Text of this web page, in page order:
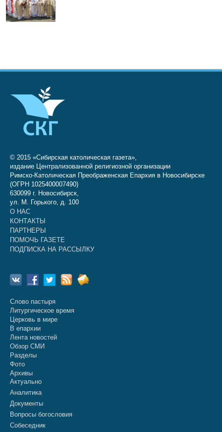
© 2015 «Сибирская католическая газета»,
издание Централизованной религиозной организации
Римско-Католическая Преображенская Епархия в Новосибирске
(ОГРН 1025400007490)
630099 г. Новосибирск,
ул. М. Горького, д. 100
О НАС
КОНТАКТЫ
ПАРТНЕРЫ
ПОМОЧЬ ГАЗЕТЕ
ПОДПИСКА НА РАССЫЛКУ
Слово пастыря
Литургическое время
Церковь в мире
В епархии
Лента новостей
Обзор СМИ
Разделы
Фото
Архивы
Актуально
Аналитика
Документы
Вопросы богословия
Собеседник